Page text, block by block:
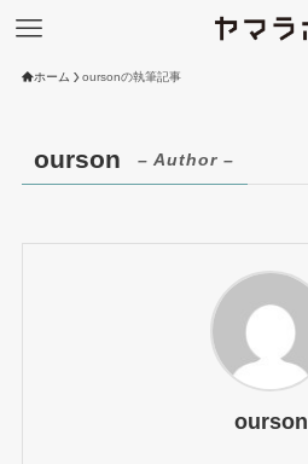
ホーム oursonの執筆記事
ourson – Author –
ourson